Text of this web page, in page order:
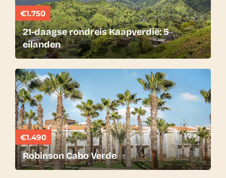
€1.750
21-daagse rondreis Kaapverdië: 5
eilanden
€1.490
Robinson Cabo Verde